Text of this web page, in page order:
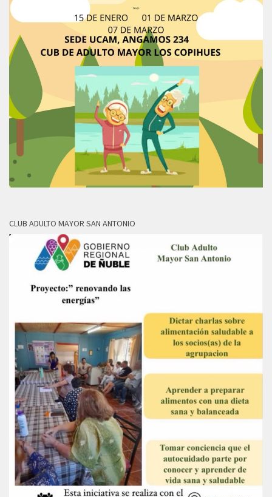
CLUB ADULTO MAYOR SAN ANTONIO